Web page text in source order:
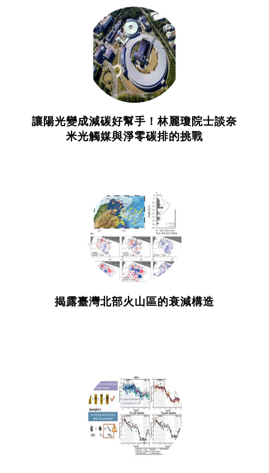
讓陽光變成減碳好幫手！林麗瓊院士談奈
米光觸媒與淨零碳排的挑戰
揭露臺灣北部火山區的衰減構造